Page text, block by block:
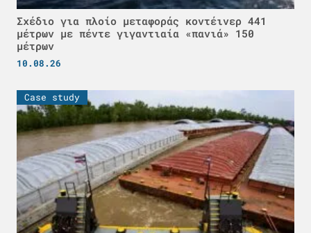
Σχέδιο για πλοίο μεταφοράς κοντέινερ 441
μέτρων με πέντε γιγαντιαία «πανιά» 150
μέτρων
10.08.26
Case study